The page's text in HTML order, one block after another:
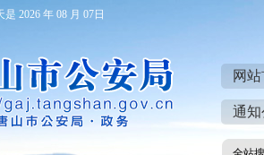
2026 年 08 月 07日
网
通